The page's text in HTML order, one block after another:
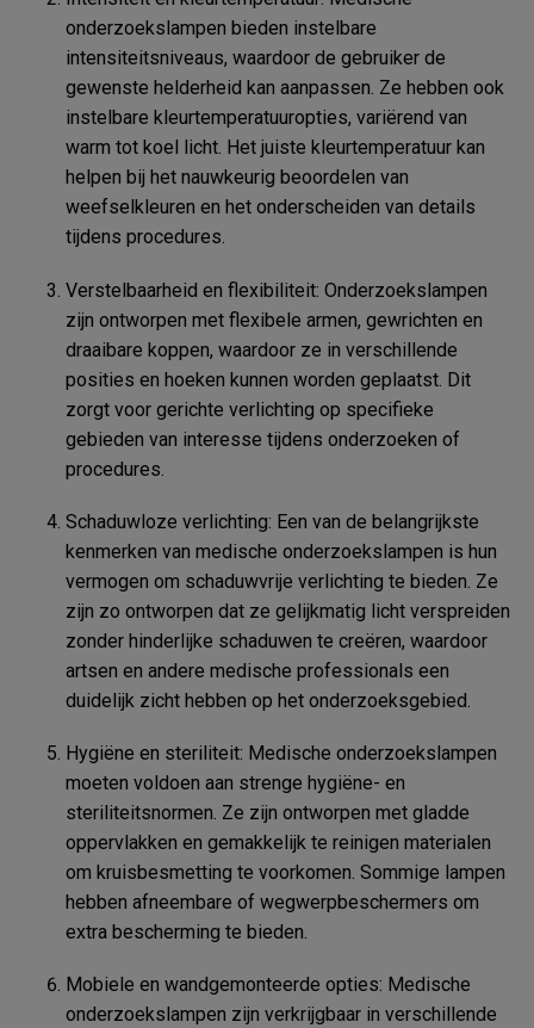
onderzoekslampen bieden instelbare
intensiteitsniveaus, waardoor de gebruiker de
gewenste helderheid kan aanpassen. Ze hebben ook
instelbare kleurtemperatuuropties, variërend van
warm tot koel licht. Het juiste kleurtemperatuur kan
helpen bij het nauwkeurig beoordelen van
weefselkleuren en het onderscheiden van details
tijdens procedures.
Verstelbaarheid en flexibiliteit: Onderzoekslampen
zijn ontworpen met flexibele armen, gewrichten en
draaibare koppen, waardoor ze in verschillende
posities en hoeken kunnen worden geplaatst. Dit
zorgt voor gerichte verlichting op specifieke
gebieden van interesse tijdens onderzoeken of
procedures.
Schaduwloze verlichting: Een van de belangrijkste
kenmerken van medische onderzoekslampen is hun
vermogen om schaduwvrije verlichting te bieden. Ze
zijn zo ontworpen dat ze gelijkmatig licht verspreiden
zonder hinderlijke schaduwen te creëren, waardoor
artsen en andere medische professionals een
duidelijk zicht hebben op het onderzoeksgebied.
Hygiëne en steriliteit: Medische onderzoekslampen
moeten voldoen aan strenge hygiëne- en
steriliteitsnormen. Ze zijn ontworpen met gladde
oppervlakken en gemakkelijk te reinigen materialen
om kruisbesmetting te voorkomen. Sommige lampen
hebben afneembare of wegwerpbeschermers om
extra bescherming te bieden.
Mobiele en wandgemonteerde opties: Medische
onderzoekslampen zijn verkrijgbaar in verschillende